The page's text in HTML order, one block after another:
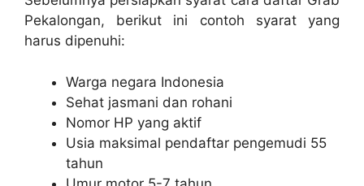
Pekalongan, berikut ini contoh syarat yang
harus dipenuhi:
Warga negara Indonesia
Sehat jasmani dan rohani
Nomor HP yang aktif
Usia maksimal pendaftar pengemudi 55
tahun